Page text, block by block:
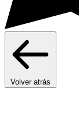
Volver atrás